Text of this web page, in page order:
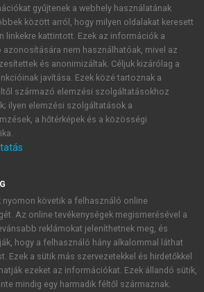
a MeRSZ újdonságairól, akcióiról.
gyűjtenek a webhely használatának
között arról, hogy milyen oldalakat keresett
linkekre kattintott. Ezek az információk a
azonosítására nem használhatóak, mivel az
és anonimizáltak. Céljuk kizárólag a
javítása. Ezek közé tartoznak a
származó elemzési szolgáltatásokhoz
ilyen elemzési szolgáltatások a
a hőtérképek és a közösségi
nyomon követik a felhasználó online
Az online tevékenységek megismerésével a
reklámokat jeleníthetnek meg, és
hogy a felhasználó hány alkalommal láthat
Ezek a sütik más szervezetekkel és hirdetőkkel
ezeket az információkat. Ezek állandó sütik,
mindig egy harmadik féltől származnak.